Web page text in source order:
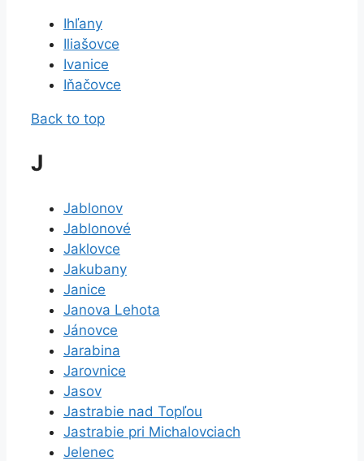
Ihľany
Iliašovce
Ivanice
Iňačovce
Back to top
J
Jablonov
Jablonové
Jaklovce
Jakubany
Janice
Janova Lehota
Jánovce
Jarabina
Jarovnice
Jasov
Jastrabie nad Topľou
Jastrabie pri Michalovciach
Jelenec